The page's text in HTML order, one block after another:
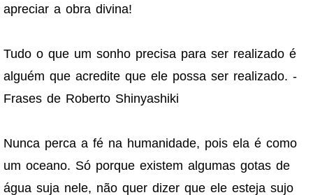
apreciar a obra divina!
Tudo o que um sonho precisa para ser realizado é
alguém que acredite que ele possa ser realizado. -
Frases de Roberto Shinyashiki
Nunca perca a fé na humanidade, pois ela é como
um oceano. Só porque existem algumas gotas de
água suja nele, não quer dizer que ele esteja sujo